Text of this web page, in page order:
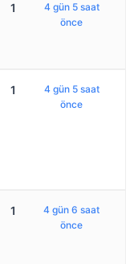
1
4 gün 5 saat
önce
1
4 gün 5 saat
önce
1
4 gün 6 saat
önce